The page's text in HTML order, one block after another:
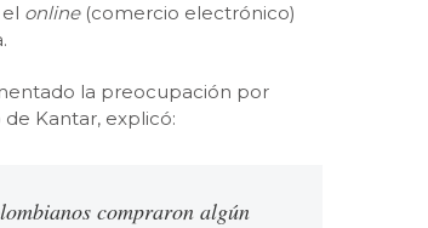
online (comercio electrónico)
la preocupación por
Kantar, explicó:
compraron algún